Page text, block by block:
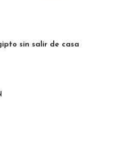
sin salir de casa